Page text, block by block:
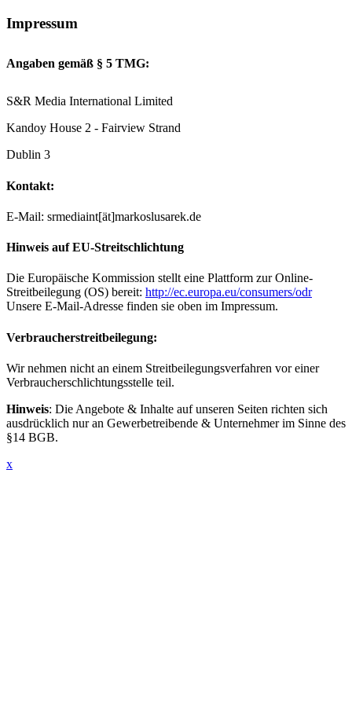
Impressum
Angaben gemäß § 5 TMG:
S&R Media International Limited
Kandoy House 2 - Fairview Strand
Dublin 3
Kontakt:
E-Mail: srmediaint[ät]markoslusarek.de
Hinweis auf EU-Streitschlichtung
Die Europäische Kommission stellt eine Plattform zur Online-
Streitbeilegung (OS) bereit: http://ec.europa.eu/consumers/odr
Unsere E-Mail-Adresse finden sie oben im Impressum.
Verbraucherstreitbeilegung:
Wir nehmen nicht an einem Streitbeilegungsverfahren vor einer
Verbraucherschlichtungsstelle teil.
Hinweis: Die Angebote & Inhalte auf unseren Seiten richten sich
ausdrücklich nur an Gewerbetreibende & Unternehmer im Sinne des
§14 BGB.
x